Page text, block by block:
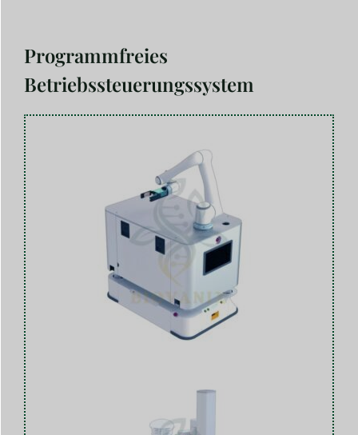
Programmfreies
Betriebssteuerungssystem